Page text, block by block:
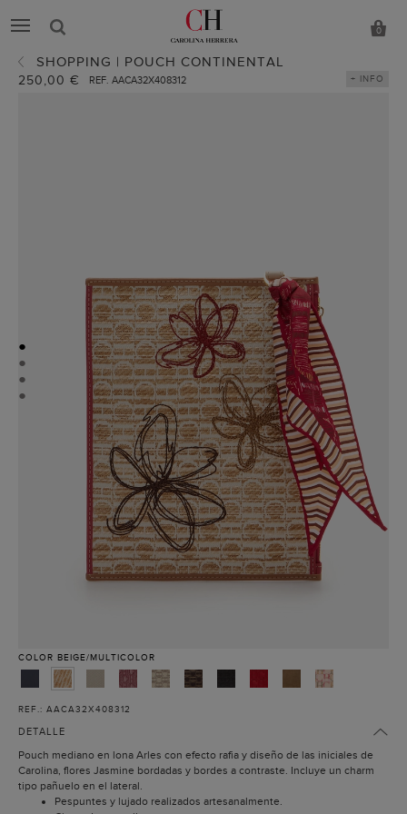
0
SHOPPING | POUCH CONTINENTAL
250,00 € REF. AACA32X408312 + INFO
●
●
●
●
COLOR BEIGE/MULTICOLOR
REF.: AACA32X408312
DETALLE
Pouch mediano en lona Arles con efecto rafia y diseño de las iniciales de
Carolina, flores Jasmine bordadas y bordes a contraste. Incluye un charm
tipo pañuelo en el lateral.
Pespuntes y lujado realizados artesanalmente.